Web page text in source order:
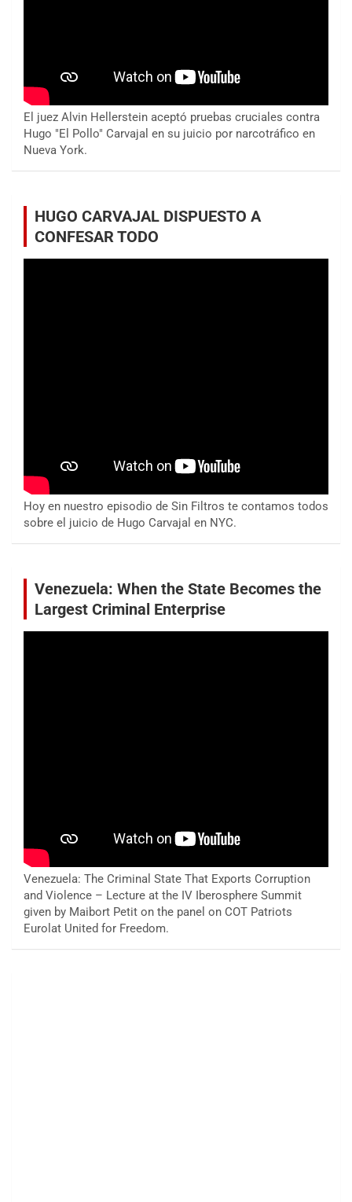
El juez Alvin Hellerstein aceptó pruebas cruciales contra
Hugo "El Pollo" Carvajal en su juicio por narcotráfico en
Nueva York.
HUGO CARVAJAL DISPUESTO A
CONFESAR TODO
Hoy en nuestro episodio de Sin Filtros te contamos todos
sobre el juicio de Hugo Carvajal en NYC.
Venezuela: When the State Becomes the
Largest Criminal Enterprise
Venezuela: The Criminal State That Exports Corruption
and Violence – Lecture at the IV Iberosphere Summit
given by Maibort Petit on the panel on COT Patriots
Eurolat United for Freedom.